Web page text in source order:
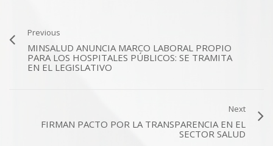
Previous
MINSALUD ANUNCIA MARCO LABORAL PROPIO
PARA LOS HOSPITALES PÚBLICOS: SE TRAMITA
EN EL LEGISLATIVO
Next
FIRMAN PACTO POR LA TRANSPARENCIA EN EL
SECTOR SALUD